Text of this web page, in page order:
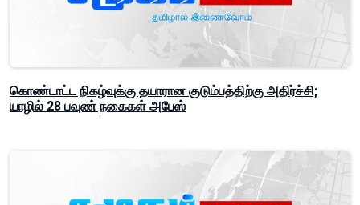
கொண்டாட்ட நிகழ்வுக்கு தயாரான குடும்பத்திற்கு அதிர்ச்சி;
யாழில் 28 பவுண் நகைகள் அபேஸ்